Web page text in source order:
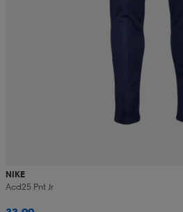
NIKE
Acd25 Pnt Jr